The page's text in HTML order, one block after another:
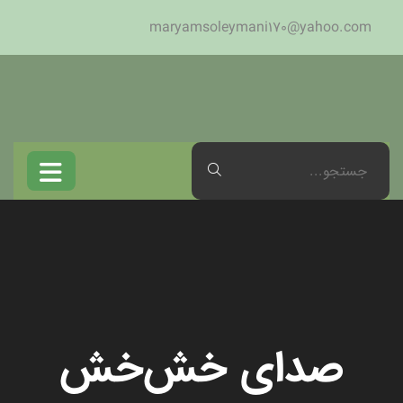
maryamsoleymani170@yahoo.com
صدای خش‌خش